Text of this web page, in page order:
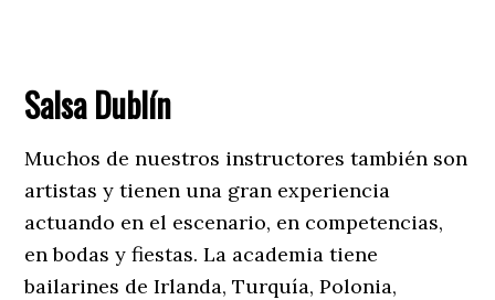
Salsa Dublín
Muchos de nuestros instructores también son
artistas y tienen una gran experiencia
actuando en el escenario, en competencias,
en bodas y fiestas. La academia tiene
bailarines de Irlanda, Turquía, Polonia,